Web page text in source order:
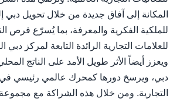
المكانة إلى آفاق جديدة من خلال تحويل
للملكية الفكرية والمعرفة، بما يُسرّع فرص
للعلامات التجارية الرائدة التابعة لمركز دبي
ويعزز أيضاً الأثر طويل الأمد على الناتج
دبي، ويرسخ دورها كمحرك عالمي رئيسي في
التجارية. ومن خلال هذه الشراكة مع مجموعة